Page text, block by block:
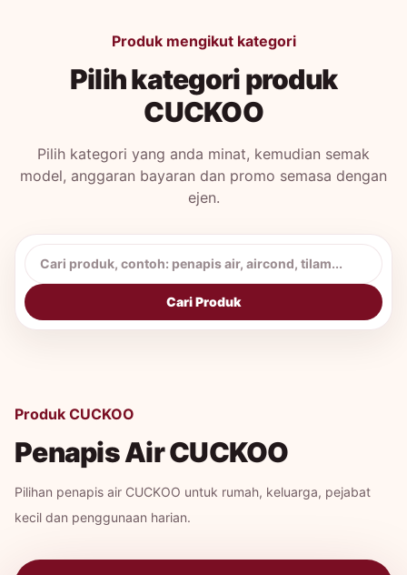
Produk mengikut kategori
Pilih kategori produk
CUCKOO
Pilih kategori yang anda minat, kemudian semak
model, anggaran bayaran dan promo semasa dengan
ejen.
Cari produk CUCKOO
Cari Produk
Produk CUCKOO
Penapis Air CUCKOO
Pilihan penapis air CUCKOO untuk rumah, keluarga, pejabat
kecil dan penggunaan harian.